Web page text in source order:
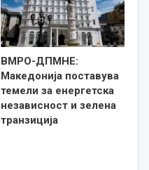
ВМРО-ДПМНЕ:
Македонија поставува
темели за енергетска
независност и зелена
транзиција